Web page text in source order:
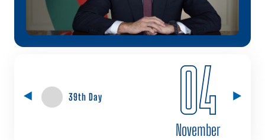
39th Day 04
November